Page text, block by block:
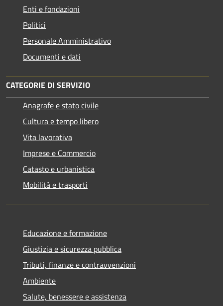
Enti e fondazioni
Politici
Personale Amministrativo
Documenti e dati
CATEGORIE DI SERVIZIO
Anagrafe e stato civile
Cultura e tempo libero
Vita lavorativa
Imprese e Commercio
Catasto e urbanistica
Mobilità e trasporti
Educazione e formazione
Giustizia e sicurezza pubblica
Tributi, finanze e contravvenzioni
Ambiente
Salute, benessere e assistenza